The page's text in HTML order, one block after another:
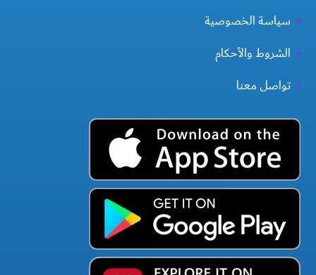
سياسة الخصوصية
الشروط والأحكام
تواصل معنا